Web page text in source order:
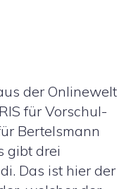
der Onlinewelt
für Vorschul-
Bertelsmann
gibt drei
Das ist hier der